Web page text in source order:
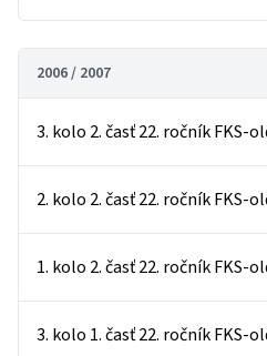
2006 / 2007
3. kolo 2. časť 22. ročník FKS-
2. kolo 2. časť 22. ročník FKS-
1. kolo 2. časť 22. ročník FKS-
3. kolo 1. časť 22. ročník FKS-